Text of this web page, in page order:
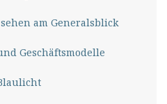
am Generalsblick
Geschäftsmodelle